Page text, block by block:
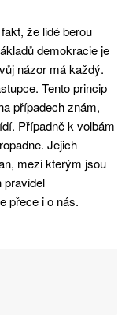
že lidé berou
demokracie je
názor má každý.
Tento princip
případech znám,
Případně k volbám
Jejich
mezi kterým jsou
pravidel
přece i o nás.